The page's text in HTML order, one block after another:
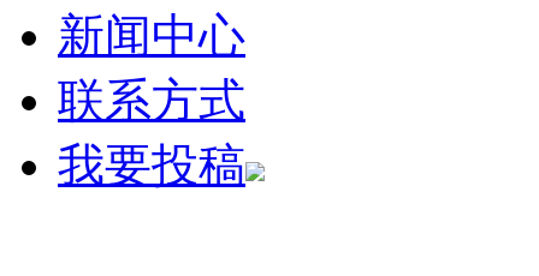
新闻中心
联系方式
我要投稿